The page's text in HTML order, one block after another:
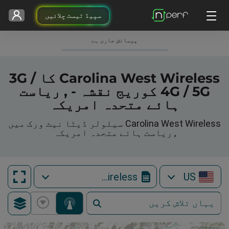
سپیڈ ٹیسٹ چلائیں
پیمائش جاری ہے
Carolina West Wireless کا 3G /
4G / 5G کوریج نقشہ - , ریاست
ہائے متحدہ امریکہ
Carolina West Wireless سیلولر ڈیٹا نیٹ ورک میں
, ریاست ہائے متحدہ امریکہ
US
Carolina West Wireless